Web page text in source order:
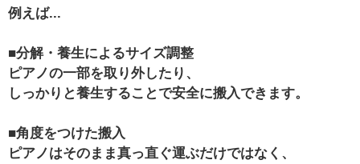
例えば...
■分解・養生によるサイズ調整
ピアノの一部を取り外したり、
しっかりと養生することで安全に搬入できます。
■角度をつけた搬入
ピアノはそのまま真っ直ぐ運ぶだけではなく、